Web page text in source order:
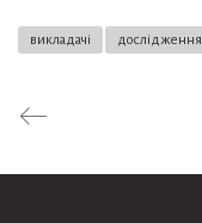
викладачі дослідження